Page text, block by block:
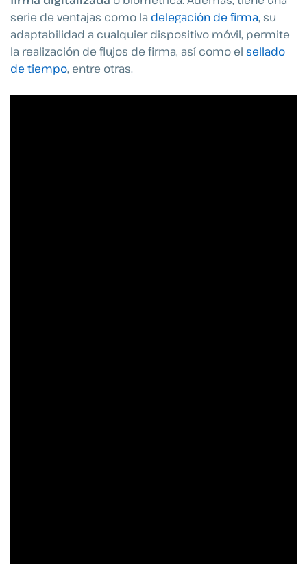
serie de ventajas como la delegación de firma, su
adaptabilidad a cualquier dispositivo móvil, permite
la realización de flujos de firma, así como el sellado
de tiempo, entre otras.